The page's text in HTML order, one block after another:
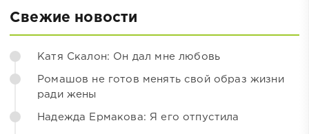
Свежие новости
Катя Скалон: Он дал мне любовь
Ромашов не готов менять свой образ жизни
ради жены
Надежда Ермакова: Я его отпустила